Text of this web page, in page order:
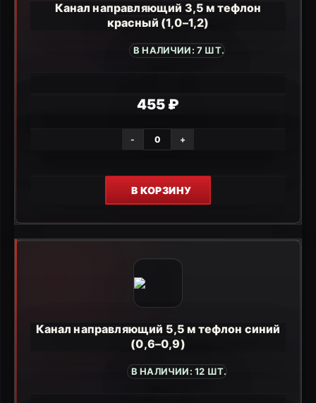
Канал направляющий 3,5 м тефлон
красный (1,0–1,2)
В НАЛИЧИИ: 7 ШТ.
455 ₽
- +
В КОРЗИНУ
Канал направляющий 5,5 м тефлон синий
(0,6–0,9)
В НАЛИЧИИ: 12 ШТ.